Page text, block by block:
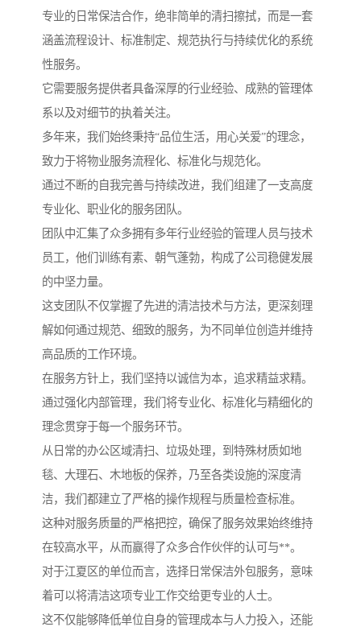
专业的日常保洁合作，绝非简单的清扫擦拭，而是一套
涵盖流程设计、标准制定、规范执行与持续优化的系统
性服务。
它需要服务提供者具备深厚的行业经验、成熟的管理体
系以及对细节的执着关注。
多年来，我们始终秉持“品位生活，用心关爱”的理念，
致力于将物业服务流程化、标准化与规范化。
通过不断的自我完善与持续改进，我们组建了一支高度
专业化、职业化的服务团队。
团队中汇集了众多拥有多年行业经验的管理人员与技术
员工，他们训练有素、朝气蓬勃，构成了公司稳健发展
的中坚力量。
这支团队不仅掌握了先进的清洁技术与方法，更深刻理
解如何通过规范、细致的服务，为不同单位创造并维持
高品质的工作环境。
在服务方针上，我们坚持以诚信为本，追求精益求精。
通过强化内部管理，我们将专业化、标准化与精细化的
理念贯穿于每一个服务环节。
从日常的办公区域清扫、垃圾处理，到特殊材质如地
毯、大理石、木地板的保养，乃至各类设施的深度清
洁，我们都建立了严格的操作规程与质量检查标准。
这种对服务质量的严格把控，确保了服务效果始终维持
在较高水平，从而赢得了众多合作伙伴的认可与**。
对于江夏区的单位而言，选择日常保洁外包服务，意味
着可以将清洁这项专业工作交给更专业的人士。
这不仅能够降低单位自身的管理成本与人力投入，还能